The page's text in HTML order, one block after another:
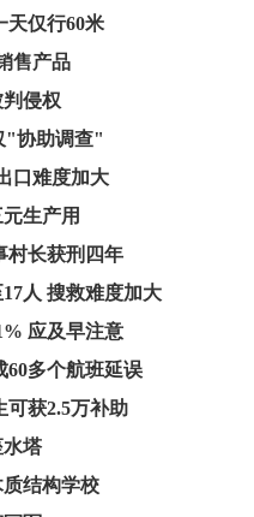
天仅行60米
售产品
侵权
"协助调查"
口难度加大
生产用
村长获刑四年
人 搜救难度加大
应及早注意
60多个航班延误
可获2.5万补助
水塔
结构学校